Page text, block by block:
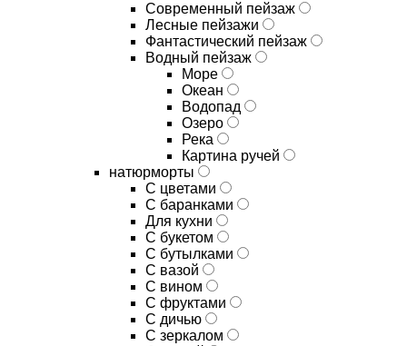
Современный пейзаж
Лесные пейзажи
Фантастический пейзаж
Водный пейзаж
Море
Океан
Водопад
Озеро
Река
Картина ручей
натюрморты
С цветами
С баранками
Для кухни
C букетом
C бутылками
C вазой
C вином
C фруктами
C дичью
C зеркалом